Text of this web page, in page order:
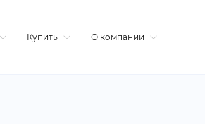
Купить О компании